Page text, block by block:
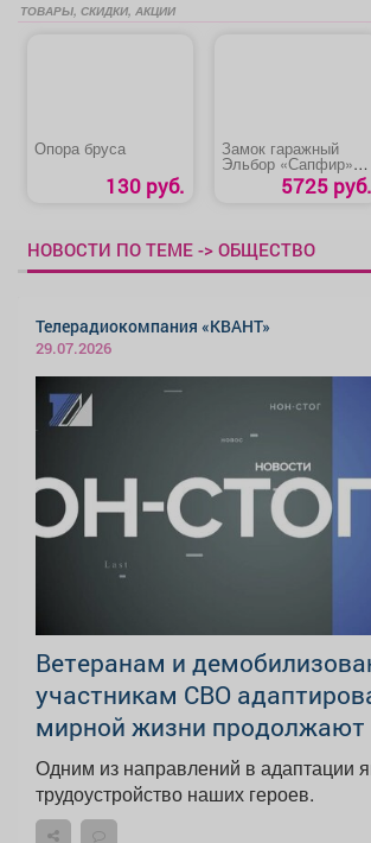
ТОВАРЫ, СКИДКИ, АКЦИИ
Опора бруса
130 руб.
Замок гаражный
Эльбор «Сапфир»
сувальдный5725 руб.
НОВОСТИ ПО ТЕМЕ -> ОБЩЕСТВО
Телерадиокомпания «КВАНТ»
29.07.2026
Ветеранам и
участникам СВО
мирной жизни продолжают
Одним из направлений в адаптации
трудоустройство наших героев.